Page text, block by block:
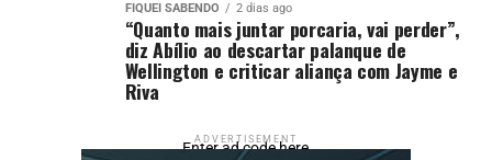
FIQUEI SABENDO 2 dias ago
“Quanto mais juntar porcaria, vai perder”,
diz Abílio ao descartar palanque de
Wellington e criticar aliança com Jayme e
Riva
ADVERTISEMENT
Enter ad code here